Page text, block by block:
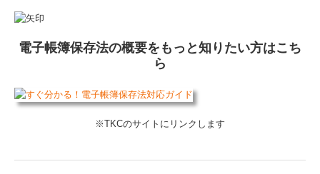
電子帳簿保存法の概要をもっと知りたい方はこち
ら
※TKCのサイトにリンクします